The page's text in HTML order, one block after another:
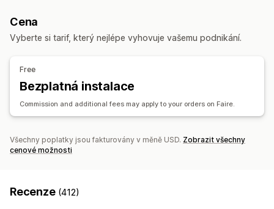
Řízení objednávek
Synchronizace objednávek
Více měn
Minima objednávek
Více měn
Synchronizace skladových zásob
Cena
Vyberte si tarif, který nejlépe vyhovuje vašemu podnikání.
Free
Bezplatná instalace
Commission and additional fees may apply to your orders on Faire.
Všechny poplatky jsou fakturovány v měně USD. Zobrazit všechny
cenové možnosti
Recenze (412)